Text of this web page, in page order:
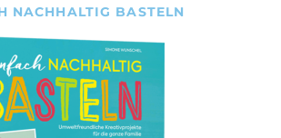
NACHHALTIG BASTELN